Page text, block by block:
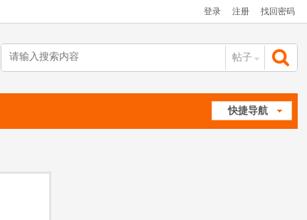
登录 注册 找回密码
帖子
快捷导航